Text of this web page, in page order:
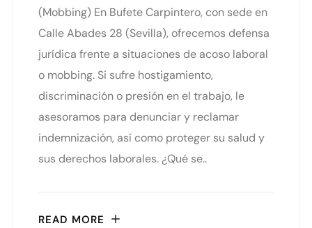
(Mobbing) En Bufete Carpintero, con sede en
Calle Abades 28 (Sevilla), ofrecemos defensa
jurídica frente a situaciones de acoso laboral
o mobbing. Si sufre hostigamiento,
discriminación o presión en el trabajo, le
asesoramos para denunciar y reclamar
indemnización, así como proteger su salud y
sus derechos laborales. ¿Qué se..
READ MORE